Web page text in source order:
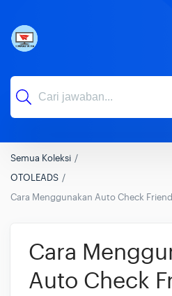
Semua Koleksi
OTOLEADS
Cara Menggunakan Auto Check
Cara
Auto Check